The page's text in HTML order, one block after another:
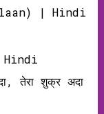
| Hindi
Hindi
तेरा शुक्र अदा